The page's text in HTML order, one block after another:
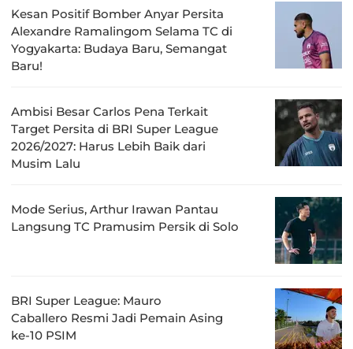
Kesan Positif Bomber Anyar Persita
Alexandre Ramalingom Selama TC di
Yogyakarta: Budaya Baru, Semangat
Baru!
Ambisi Besar Carlos Pena Terkait
Target Persita di BRI Super League
2026/2027: Harus Lebih Baik dari
Musim Lalu
Mode Serius, Arthur Irawan Pantau
Langsung TC Pramusim Persik di Solo
BRI Super League: Mauro
Caballero Resmi Jadi Pemain Asing
ke-10 PSIM